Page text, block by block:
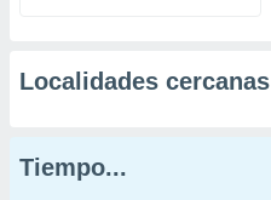
Localidades cercanas
Tiempo...